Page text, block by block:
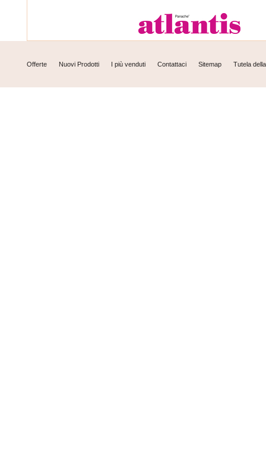
Offerte Nuovi Prodotti I più venduti Contattaci Sitemap Tutela